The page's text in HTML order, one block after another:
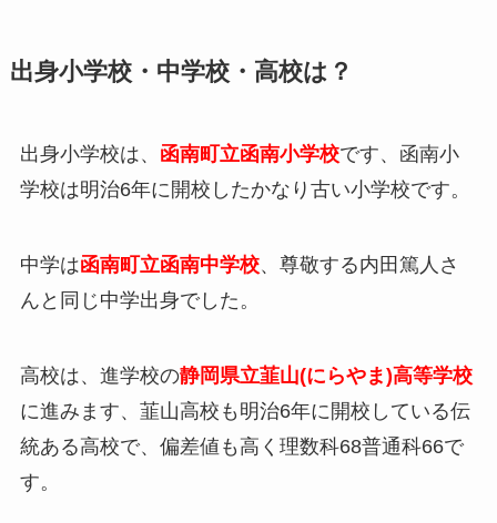
出身小学校・中学校・高校は？
出身小学校は、 函南町立函南小学校です、函南小
学校は明治6年に開校したかなり古い小学校です。
中学は函南町立函南中学校、尊敬する内田篤人さ
んと同じ中学出身でした。
高校は、進学校の静岡県立韮山(にらやま)高等学校
に進みます、韮山高校も明治6年に開校している伝
統ある高校で、偏差値も高く理数科68普通科66で
す。